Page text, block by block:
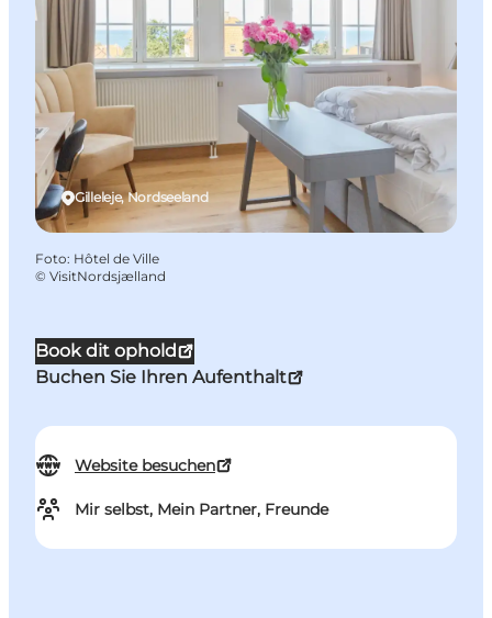
Book dit ophold
Buchen Sie Ihren Aufenthalt
Website besuchen
Mir selbst, Mein Partner, Freunde
Gilleleje, Nordseeland
Foto: Hôtel de Ville
© VisitNordsjælland